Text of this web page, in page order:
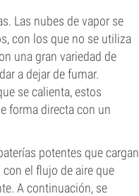
Las nubes de vapor se
con los que no se utiliza
una gran variedad de
a dejar de fumar.
se calienta, estos
forma directa con un
potentes que cargan
el flujo de aire que
A continuación, se